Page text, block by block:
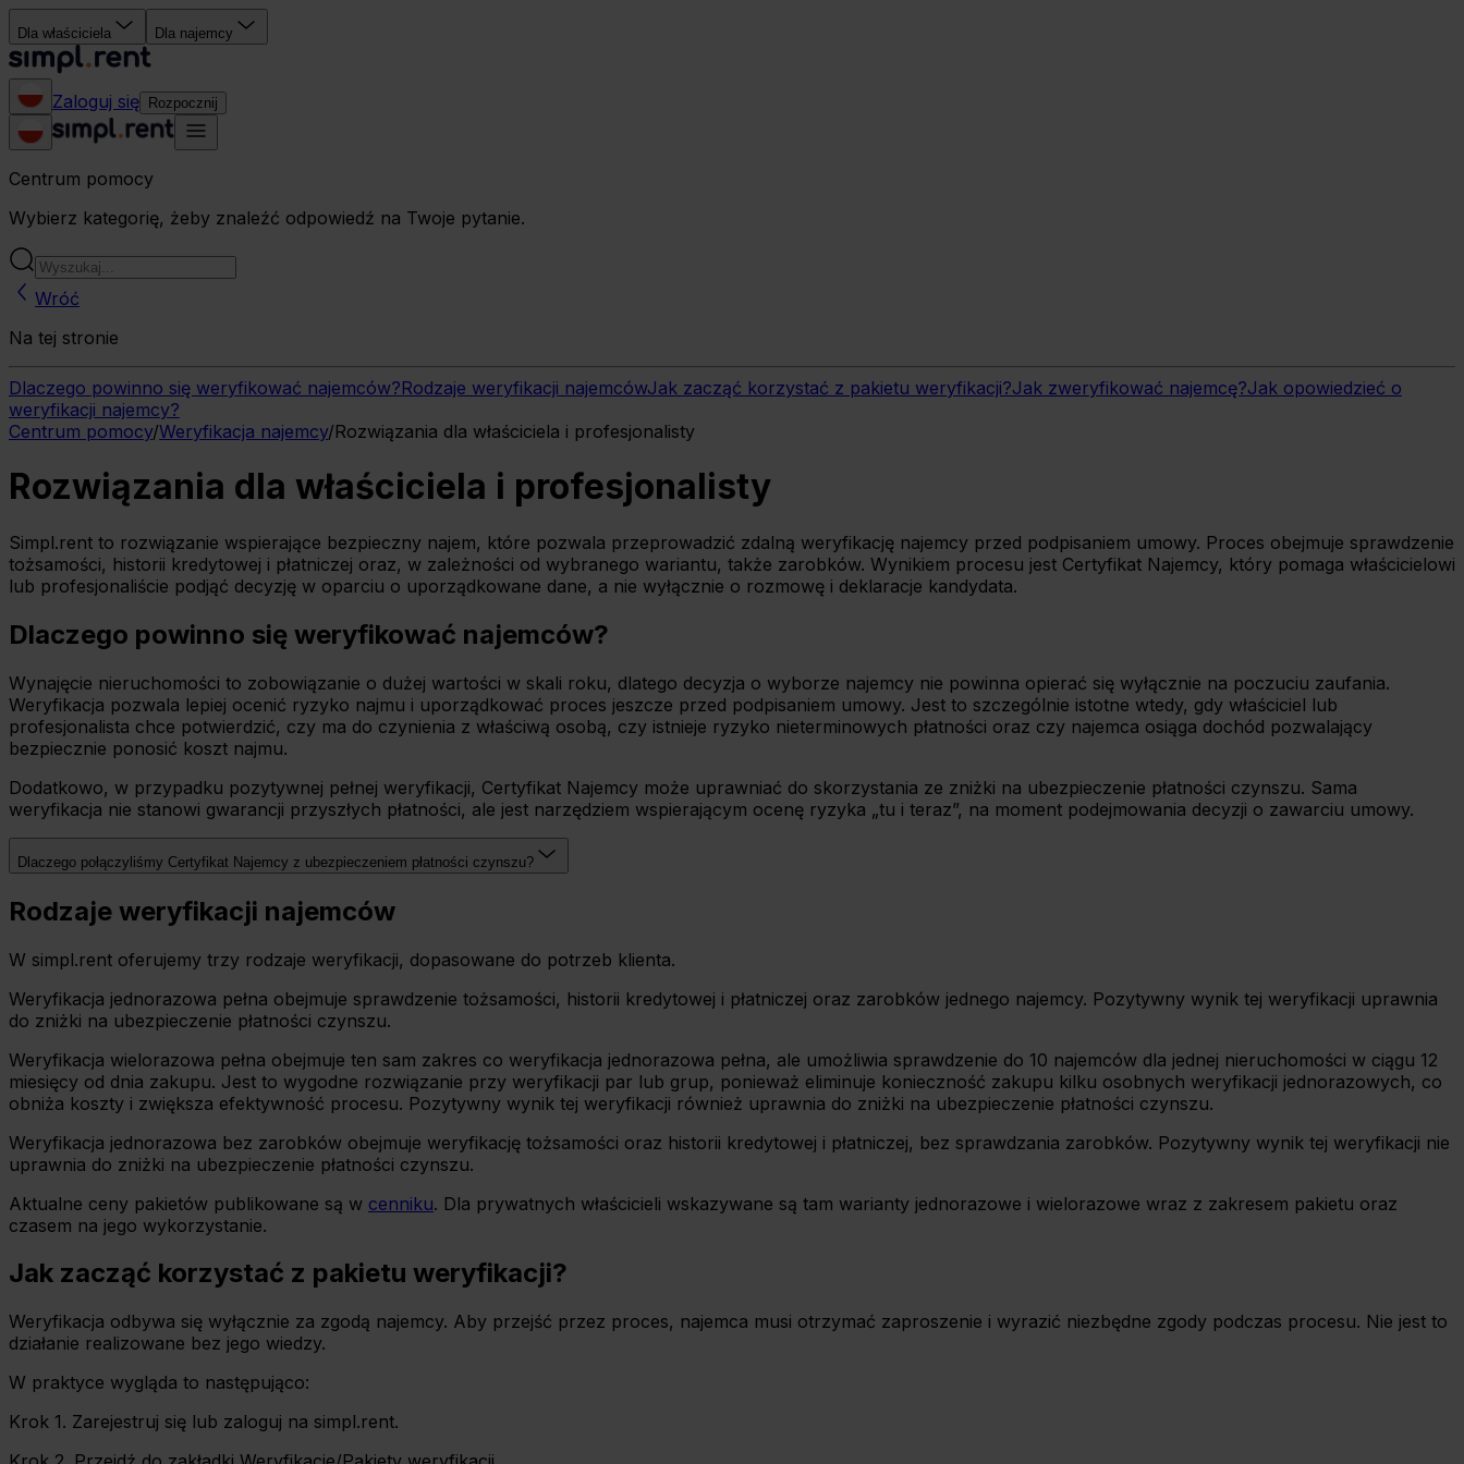
Dla właściciela Dla najemcy
Zaloguj się Rozpocznij
Centrum pomocy
Wybierz kategorię, żeby znaleźć odpowiedź na Twoje pytanie.
Wróć
Na tej stronie
Dlaczego powinno się weryfikować najemców?Rodzaje weryfikacji najemcówJak zacząć korzystać z pakietu weryfikacji?Jak zweryfikować najemcę?Jak opowiedzieć o
weryfikacji najemcy?
Centrum pomocy/Weryfikacja najemcy/Rozwiązania dla właściciela i profesjonalisty
Rozwiązania dla właściciela i profesjonalisty
Simpl.rent to rozwiązanie wspierające bezpieczny najem, które pozwala przeprowadzić zdalną weryfikację najemcy przed podpisaniem umowy. Proces obejmuje sprawdzenie
tożsamości, historii kredytowej i płatniczej oraz, w zależności od wybranego wariantu, także zarobków. Wynikiem procesu jest Certyfikat Najemcy, który pomaga właścicielowi
lub profesjonaliście podjąć decyzję w oparciu o uporządkowane dane, a nie wyłącznie o rozmowę i deklaracje kandydata.
Dlaczego powinno się weryfikować najemców?
Wynajęcie nieruchomości to zobowiązanie o dużej wartości w skali roku, dlatego decyzja o wyborze najemcy nie powinna opierać się wyłącznie na poczuciu zaufania.
Weryfikacja pozwala lepiej ocenić ryzyko najmu i uporządkować proces jeszcze przed podpisaniem umowy. Jest to szczególnie istotne wtedy, gdy właściciel lub
profesjonalista chce potwierdzić, czy ma do czynienia z właściwą osobą, czy istnieje ryzyko nieterminowych płatności oraz czy najemca osiąga dochód pozwalający
bezpiecznie ponosić koszt najmu.
Dodatkowo, w przypadku pozytywnej pełnej weryfikacji, Certyfikat Najemcy może uprawniać do skorzystania ze zniżki na ubezpieczenie płatności czynszu. Sama
weryfikacja nie stanowi gwarancji przyszłych płatności, ale jest narzędziem wspierającym ocenę ryzyka „tu i teraz”, na moment podejmowania decyzji o zawarciu umowy.
Dlaczego połączyliśmy Certyfikat Najemcy z ubezpieczeniem płatności czynszu?
Rodzaje weryfikacji najemców
W simpl.rent oferujemy trzy rodzaje weryfikacji, dopasowane do potrzeb klienta.
Weryfikacja jednorazowa pełna obejmuje sprawdzenie tożsamości, historii kredytowej i płatniczej oraz zarobków jednego najemcy. Pozytywny wynik tej weryfikacji uprawnia
do zniżki na ubezpieczenie płatności czynszu.
Weryfikacja wielorazowa pełna obejmuje ten sam zakres co weryfikacja jednorazowa pełna, ale umożliwia sprawdzenie do 10 najemców dla jednej nieruchomości w ciągu 12
miesięcy od dnia zakupu. Jest to wygodne rozwiązanie przy weryfikacji par lub grup, ponieważ eliminuje konieczność zakupu kilku osobnych weryfikacji jednorazowych, co
obniża koszty i zwiększa efektywność procesu. Pozytywny wynik tej weryfikacji również uprawnia do zniżki na ubezpieczenie płatności czynszu.
Weryfikacja jednorazowa bez zarobków obejmuje weryfikację tożsamości oraz historii kredytowej i płatniczej, bez sprawdzania zarobków. Pozytywny wynik tej weryfikacji nie
uprawnia do zniżki na ubezpieczenie płatności czynszu.
Aktualne ceny pakietów publikowane są w cenniku. Dla prywatnych właścicieli wskazywane są tam warianty jednorazowe i wielorazowe wraz z zakresem pakietu oraz
czasem na jego wykorzystanie.
Jak zacząć korzystać z pakietu weryfikacji?
Weryfikacja odbywa się wyłącznie za zgodą najemcy. Aby przejść przez proces, najemca musi otrzymać zaproszenie i wyrazić niezbędne zgody podczas procesu. Nie jest to
działanie realizowane bez jego wiedzy.
W praktyce wygląda to następująco:
Krok 1. Zarejestruj się lub zaloguj na simpl.rent.